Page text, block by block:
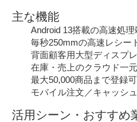
主な機能
Android 13搭載の高速処理
毎秒250mmの高速レシー
背面顧客用大型ディスプ
在庫・売上のクラウド一
最大50,000商品まで登録
モバイル注文／キャッシ
活用シーン・おすすめ